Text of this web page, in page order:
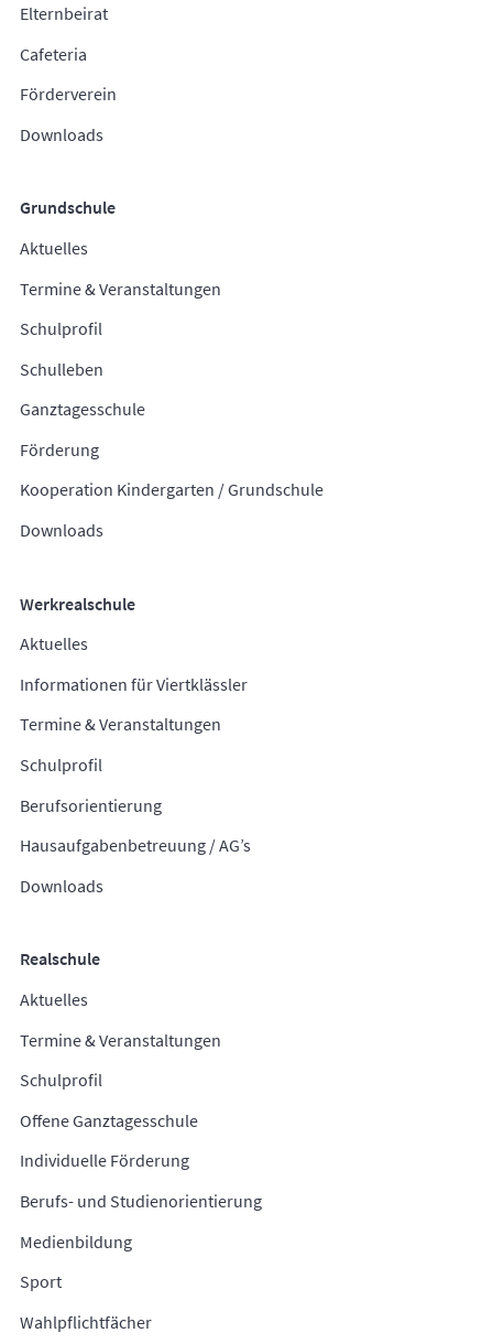
Elternbeirat
Cafeteria
Förderverein
Downloads
Grundschule
Aktuelles
Termine & Veranstaltungen
Schulprofil
Schulleben
Ganztagesschule
Förderung
Kooperation Kindergarten / Grundschule
Downloads
Werkrealschule
Aktuelles
Informationen für Viertklässler
Termine & Veranstaltungen
Schulprofil
Berufsorientierung
Hausaufgabenbetreuung / AG’s
Downloads
Realschule
Aktuelles
Termine & Veranstaltungen
Schulprofil
Offene Ganztagesschule
Individuelle Förderung
Berufs- und Studienorientierung
Medienbildung
Sport
Wahlpflichtfächer